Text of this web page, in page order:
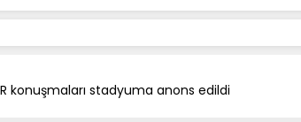
konuşmaları stadyuma anons edildi